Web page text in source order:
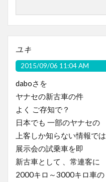
ユキ
2015/09/06 11:04 AM
daboさを
ヤナセの新古車の件
よく ご存知で？
日本でも 一部のヤナセの
上客しか知らない情報では
展示会の試乗車を即
新古車として 、常連客に
2000キロ～3000キロ車の